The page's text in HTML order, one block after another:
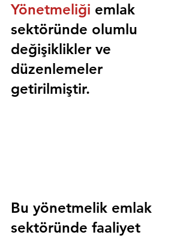
Yönetmeliği emlak
sektöründe olumlu
değişiklikler ve
düzenlemeler
getirilmiştir.
Bu yönetmelik emlak
sektöründe faaliyet